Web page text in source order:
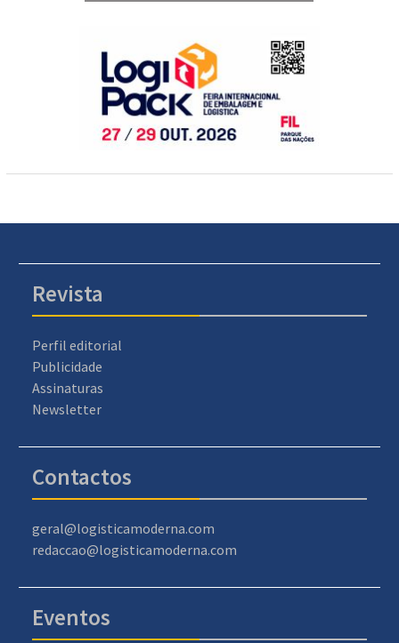
Revista
Perfil editorial
Publicidade
Assinaturas
Newsletter
Contactos
geral@logisticamoderna.com
redaccao@logisticamoderna.com
Eventos